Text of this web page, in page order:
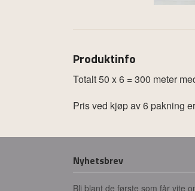
Produktinfo
Totalt 50 x 6 = 300 meter
Pris ved kjøp av 6 pakning
Nyhetsbrev
Bli blant de første som får vite